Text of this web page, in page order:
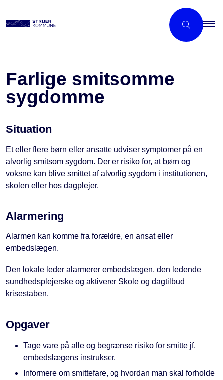
Farlige smitsomme
sygdomme
Situation
Et eller flere børn eller ansatte udviser symptomer på en
alvorlig smitsom sygdom. Der er risiko for, at børn og
voksne kan blive smittet af alvorlig sygdom i institutionen,
skolen eller hos dagplejer.
Alarmering
Alarmen kan komme fra forældre, en ansat eller
embedslægen.
Den lokale leder alarmerer embedslægen, den ledende
sundhedsplejerske og aktiverer Skole og dagtilbud
krisestaben.
Opgaver
Tage vare på alle og begrænse risiko for smitte jf.
embedslægens instrukser.
Informere om smittefare, og hvordan man skal forholde